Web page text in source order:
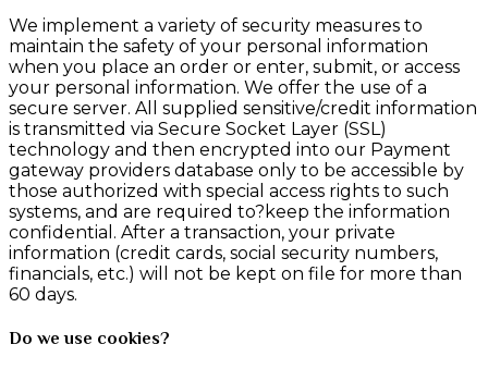
We implement a variety of security measures to
maintain the safety of your personal information
when you place an order or enter, submit, or access
your personal information. We offer the use of a
secure server. All supplied sensitive/credit information
is transmitted via Secure Socket Layer (SSL)
technology and then encrypted into our Payment
gateway providers database only to be accessible by
those authorized with special access rights to such
systems, and are required to?keep the information
confidential. After a transaction, your private
information (credit cards, social security numbers,
financials, etc.) will not be kept on file for more than
60 days.
Do we use cookies?